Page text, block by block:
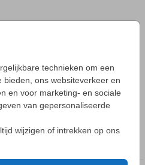
technieken om een
ons websiteverkeer en
en voor marketing- en sociale
van gepersonaliseerde
wijzigen of intrekken op ons
met veel blaadjes.
van dit kaartje.
daarna een proefdruk.
uit verschillende formaten,
een proefsetje met samples
enveloppen.
bestellen.